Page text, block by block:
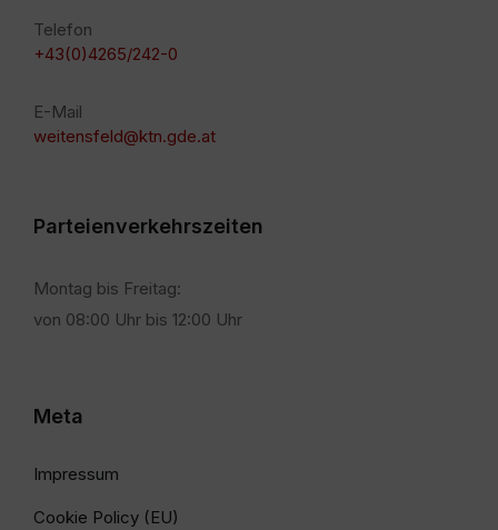
Telefon
+43(0)4265/242-0
E-Mail
weitensfeld@ktn.gde.at
Parteienverkehrszeiten
Montag bis Freitag:
von 08:00 Uhr bis 12:00 Uhr
Meta
Impressum
Cookie Policy (EU)